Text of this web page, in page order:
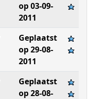
op 03-09-
2011
Geplaatst
op 29-08-
2011
Geplaatst
op 28-08-